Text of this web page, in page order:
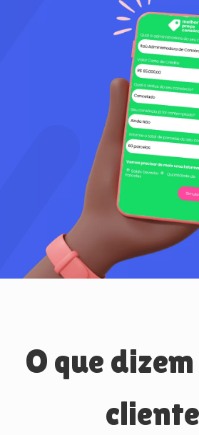
O que